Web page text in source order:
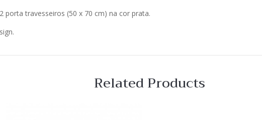
porta travesseiros (50 x 70 cm) na cor prata.
Related Products